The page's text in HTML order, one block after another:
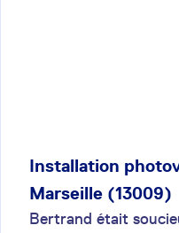
Installation
Marseille (13009)
Bertrand était